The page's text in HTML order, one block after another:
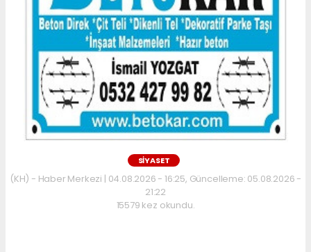
SİYASET
(KH) - Haber Merkezi | 04.08.2026 - 16:25, Güncelleme: 05.08.2026 -
21:22
15579 kez okundu.